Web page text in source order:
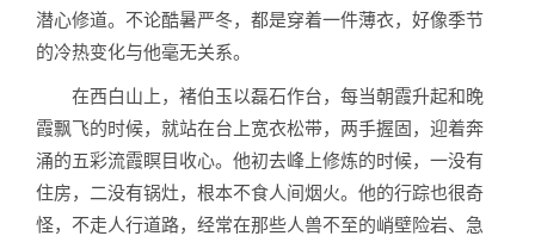
潜心修道。不论酷暑严冬，都是穿着一件薄衣，好像季节
的冷热变化与他毫无关系。
在西白山上，褚伯玉以磊石作台，每当朝霞升起和晚
霞飘飞的时候，就站在台上宽衣松带，两手握固，迎着奔
涌的五彩流霞瞑目收心。他初去峰上修炼的时候，一没有
住房，二没有锅灶，根本不食人间烟火。他的行踪也很奇
怪，不走人行道路，经常在那些人兽不至的峭壁险岩、急